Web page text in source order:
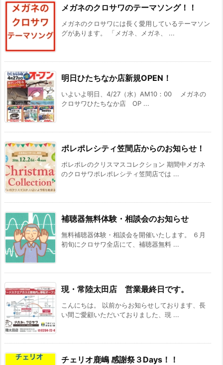
メガネのクロサワのテーマソング！！
メガネのクロサワには長く愛用しているテーマソン
グがあります。 「メガネ、メガネ、 ...
明日ひたちなか店新規OPEN！
いよいよ明日、4/27（水）AM10：00 メガネの
クロサワひたちなか店 OP ...
ポレポレシティ笠間店からのお知らせ！
ポレポレのクリスマスコレクション 期間中メガネ
のクロサワポレポレシティ笠間店では ...
補聴器無料体験・相談会のお知らせ
無料補聴器体験・相談会を開催いたします。 ６月
初旬にクロサワ全店にて、補聴器無料 ...
現・常陸太田店 営業最終日です。
こんにちは。 以前からお知らせしております、長
い間ご愛顧いただいておりました、現 ...
チェリオ鹿嶋 感謝祭３Days！！